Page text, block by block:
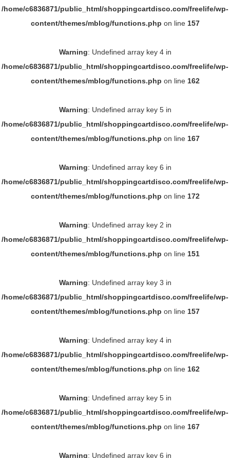
/home/c6836871/public_html/shoppingcartdisco.com/freelife/wp-
content/themes/mblog/functions.php on line 157
Warning: Undefined array key 4 in
/home/c6836871/public_html/shoppingcartdisco.com/freelife/wp-
content/themes/mblog/functions.php on line 162
Warning: Undefined array key 5 in
/home/c6836871/public_html/shoppingcartdisco.com/freelife/wp-
content/themes/mblog/functions.php on line 167
Warning: Undefined array key 6 in
/home/c6836871/public_html/shoppingcartdisco.com/freelife/wp-
content/themes/mblog/functions.php on line 172
Warning: Undefined array key 2 in
/home/c6836871/public_html/shoppingcartdisco.com/freelife/wp-
content/themes/mblog/functions.php on line 151
Warning: Undefined array key 3 in
/home/c6836871/public_html/shoppingcartdisco.com/freelife/wp-
content/themes/mblog/functions.php on line 157
Warning: Undefined array key 4 in
/home/c6836871/public_html/shoppingcartdisco.com/freelife/wp-
content/themes/mblog/functions.php on line 162
Warning: Undefined array key 5 in
/home/c6836871/public_html/shoppingcartdisco.com/freelife/wp-
content/themes/mblog/functions.php on line 167
Warning: Undefined array key 6 in